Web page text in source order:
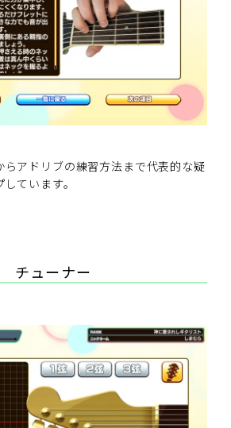
らアドリブの練習方法まで代表的な疑
ています。
チューナー